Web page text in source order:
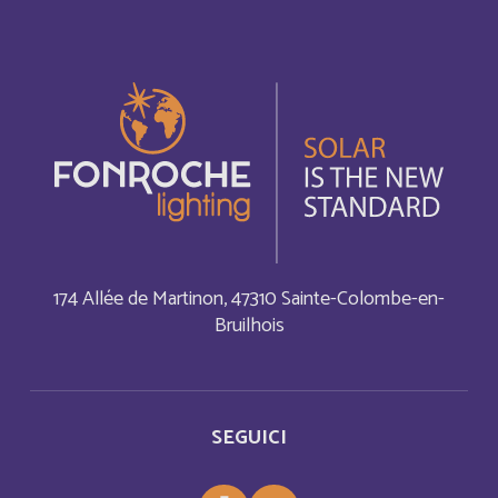
SEGUICI
174 Allée de Martinon, 47310 Sainte-Colombe-en-
Bruilhois
Andorra Inglese
Angola Inglese